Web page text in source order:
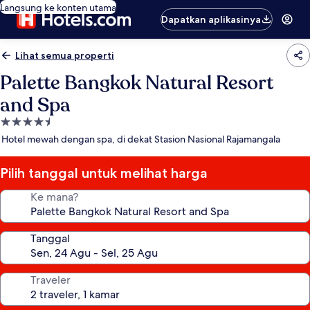
Langsung ke konten utama
Dapatkan aplikasinya
Lihat semua properti
Palette Bangkok Natural Resort
and Spa
Properti
bintang
Hotel mewah dengan spa, di dekat Stasion Nasional Rajamangala
Pilih tanggal untuk melihat harga
Ke mana?
Tanggal
Traveler